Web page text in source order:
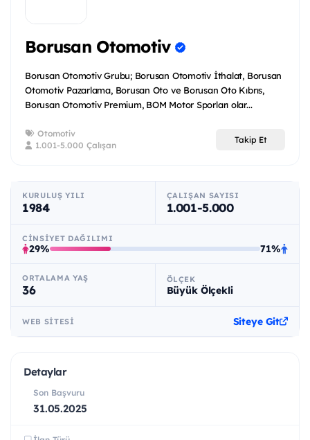
Borusan Otomotiv
Borusan Otomotiv Grubu; Borusan Otomotiv İthalat, Borusan
Otomotiv Pazarlama, Borusan Oto ve Borusan Oto Kıbrıs,
Borusan Otomotiv Premium, BOM Motor Sporları olar...
Otomotiv
1.001-5.000 Çalışan
Takip Et
KURULUŞ YILI
1984
ÇALIŞAN SAYISI
1.001-5.000
CINSIYET DAĞILIMI
29% 71%
ORTALAMA YAŞ
36
ÖLÇEK
Büyük Ölçekli
WEB SITESI Siteye Git
Detaylar
Son Başvuru
31.05.2025